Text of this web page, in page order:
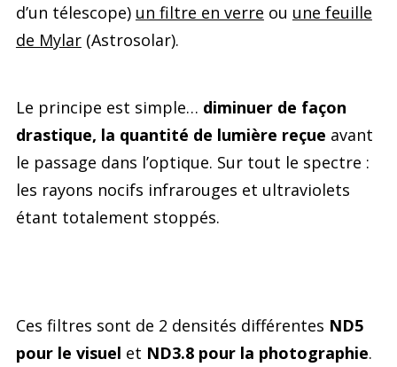
d’un télescope) un filtre en verre ou une feuille
de Mylar(Astrosolar).
Le principe est simple… diminuer de façon
drastique, la quantité de lumière reçue avant
le passage dans l’optique. Sur tout le spectre :
les rayons nocifs infrarouges et ultraviolets
étant totalement stoppés.
Ces filtres sont de 2 densités différentes ND5
pour le visuel et ND3.8 pour la photographie.